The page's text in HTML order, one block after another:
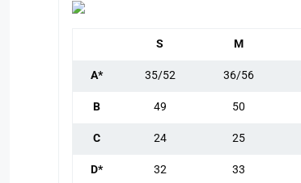
S M
A* 35/52 36/56
B 49 50
C 24 25
D* 32 33